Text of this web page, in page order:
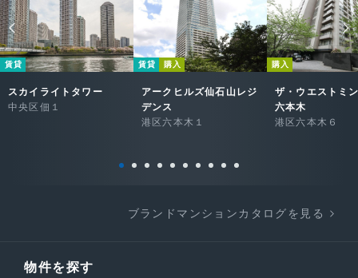
賃貸
スカイライトタワー
中央区佃１
賃貸 購入
アークヒルズ仙石山レジ
デンス
港区六本木１
購入
ザ・ウエストミ
六本木
港区六本木６
ブランドマンションカタログを見る
物件を探す